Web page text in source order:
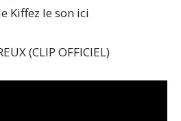
Kiffez le son ici
(CLIP OFFICIEL)